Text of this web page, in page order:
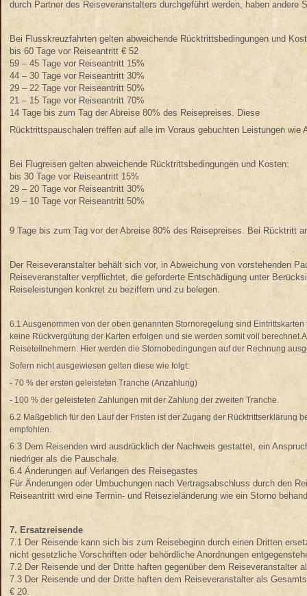
durch Partner des Reiseveranstalters durchgeführt werden, haben andere
Bei Flusskreuzfahrten gelten abweichende Rücktrittsbedingungen und
bis 60 Tage vor Reiseantritt € 52
59 – 45 Tage vor Reiseantritt 15%
44 – 30 Tage vor Reiseantritt 30%
29 – 22 Tage vor Reiseantritt 50%
21 – 15 Tage vor Reiseantritt 70%
14 Tage bis zum Tag der Abreise 80% des Reisepreises. Diese
Rücktrittspauschalen treffen auf alle im Voraus gebuchten Leistungen
Bei Flugreisen gelten abweichende Rücktrittsbedingungen und Kosten:
bis 30 Tage vor Reiseantritt 15%
29 – 20 Tage vor Reiseantritt 30%
19 – 10 Tage vor Reiseantritt 50%
9 Tage bis zum Tag vor der Abreise 80% des Reisepreises. Bei Rücktritt
Der Reiseveranstalter behält sich vor, in Abweichung von vorstehenden
Reiseveranstalter verpflichtet, die geforderte Entschädigung unter
Reiseleistungen konkret zu beziffern und zu belegen.
6.1 Ausgenommen von der oben genannten Stornoregelung sind
keine Rückvergütung der Karten erfolgen und sie werden somit voll
Reiseteilnehmern. Hier werden die Stornobedingungen auf der Rechnung
Sofern nicht ausgewiesen gelten diese wie folgt:
- 70 % der ersten geleisteten Tranche (Anzahlung)
- 100 % der geleisteten Zahlungen mit der Zahlung der zweiten Tranche.
6.2 Maßgeblich für den Lauf der Fristen ist der Zugang der Rücktrittserklärung
empfohlen.
6.3 Dem Reisenden wird ausdrücklich der Nachweis gestattet, ein
niedriger als die Pauschale.
6.4 Änderungen auf Verlangen des Reisegastes
Für Änderungen oder Umbuchungen nach Vertragsabschluss durch den
Reiseantritt wird eine Termin- und Reisezieländerung wie ein Storno
7. Ersatzreisende
7.1 Der Reisende kann sich bis zum Reisebeginn durch einen Dritten
nicht gesetzliche Vorschriften oder behördliche Anordnungen
7.2 Der Reisende und der Dritte haften gegenüber dem Reiseveranstalter
7.3 Der Reisende und der Dritte haften dem Reiseveranstalter als
€ 20.